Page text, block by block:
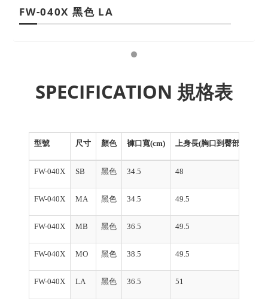
FW-040X 黑色 LA
SPECIFICATION 規格表
型號 尺寸 顏色 褲口寬(cm) 上身長(胸口到臀部)(cm)
FW-040X SB 黑色 34.5 48
FW-040X MA 黑色 34.5 49.5
FW-040X MB 黑色 36.5 49.5
FW-040X MO 黑色 38.5 49.5
FW-040X LA 黑色 36.5 51